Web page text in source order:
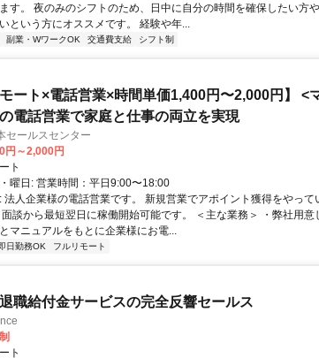
す。 夜のみのシフトのため、日中に自分の時間を確保したい方
という方にオススメです。 経験や年...
副業・WワークOK 交通費支給 シフト制
モート×電話営業×時間単価1,400円〜2,000円】 <
電話営業で家庭と仕事の両立を実現
セールスセンター
円～2,000円
ト
曜日: 営業時間：平日9:00〜18:00
法人企業様の電話営業です。 新規営業でアポイント獲得をやって
面談から最短翌日に稼働開始可能です。 ＜主な業務＞ ・弊社用意
マニュアルをもとに企業様にお電...
日勤務OK フルリモート
退職給付金サービスの完全反響セールス
ト